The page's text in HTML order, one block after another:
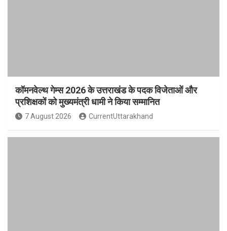
कॉमनवेल्थ गेम्स 2026 के उत्तराखंड के पदक विजेताओं और
प्रशिक्षकों को मुख्यमंत्री धामी ने किया सम्मानित
7 August 2026 CurrentUttarakhand